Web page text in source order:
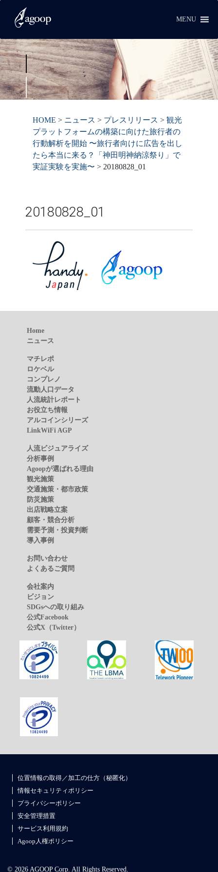
MENU
HOME > ニュース > プレスリリース >観光
プラットフォームの構築に向けた旅行者の
行動解析を開始 〜旅行者向けに広告を出し
たら本当に来る？「神田明神納涼祭り」で
実証実験を実施〜 > 20180828_01
20180828_01
Home
ニュース
マチレポ
ロケベル
コンプレノ
流動人口データ
人流統計レポート
お役立ち情報
アルコインシリーズ
LinkWiFi AGP
人流ビジュアライズ
分析事例
Agoopが選ばれる理由
観光施策
交通施策・都市政策
防災施策
出店戦略立案
顧客・競合分析
需要予測・投資判断
導入事例
お問い合わせ
よくあるご質問
会社案内
ビジョン
SDGsへの取り組み
公式Facebook
公式X（Twitter）
位置情報の取得／加工の仕方（秘匿化）
情報セキュリティポリシー
プライバシーポリシー
安全管理措置
サービス利用規約
Agoop人権ポリシー
© 2026 AGOOP Corp. All Rights Reserved.